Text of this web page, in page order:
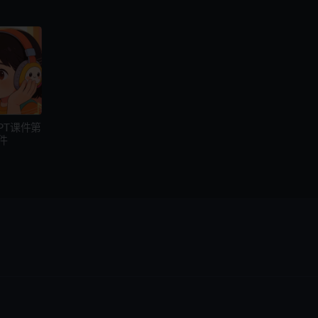
课件第